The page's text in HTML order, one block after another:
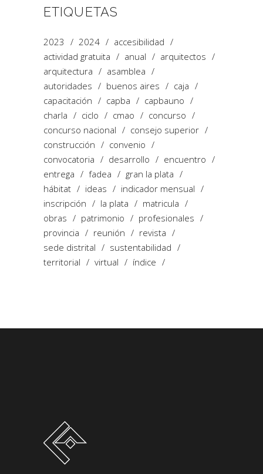
ETIQUETAS
2023 2024
accesibilidad
actividad gratuita
anual
arquitectos
arquitectura
asamblea
autoridades
buenos aires
caja
capacitación
capba
capbauno
charla
ciclo cmao
concurso
concurso nacional
consejo superior
construcción
convenio
convocatoria
desarrollo
encuentro
entrega
fadea
gran la plata
hábitat
ideas
indicador mensual
inscripción
la plata
matricula
obras
patrimonio
profesionales
provincia
reunión
revista
sede distrital
sustentabilidad
territorial
virtual índice